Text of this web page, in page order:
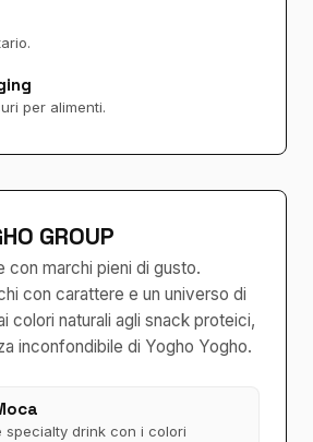
per alimenti.
GROUP
con marchi pieni di gusto.
con carattere e un universo di
colori naturali agli snack proteici,
inconfondibile di Yogho Yogho.
specialty drink con i colori